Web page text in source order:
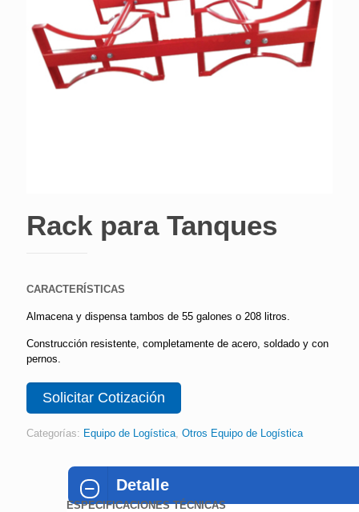
Rack para Tanques
CARACTERÍSTICAS
Almacena y dispensa tambos de 55 galones o 208 litros.
Construcción resistente, completamente de acero, soldado y con
pernos.
Solicitar Cotización
Categorías: Equipo de Logística, Otros Equipo de Logística
Detalle
ESPECIFICACIONES TÉCNICAS